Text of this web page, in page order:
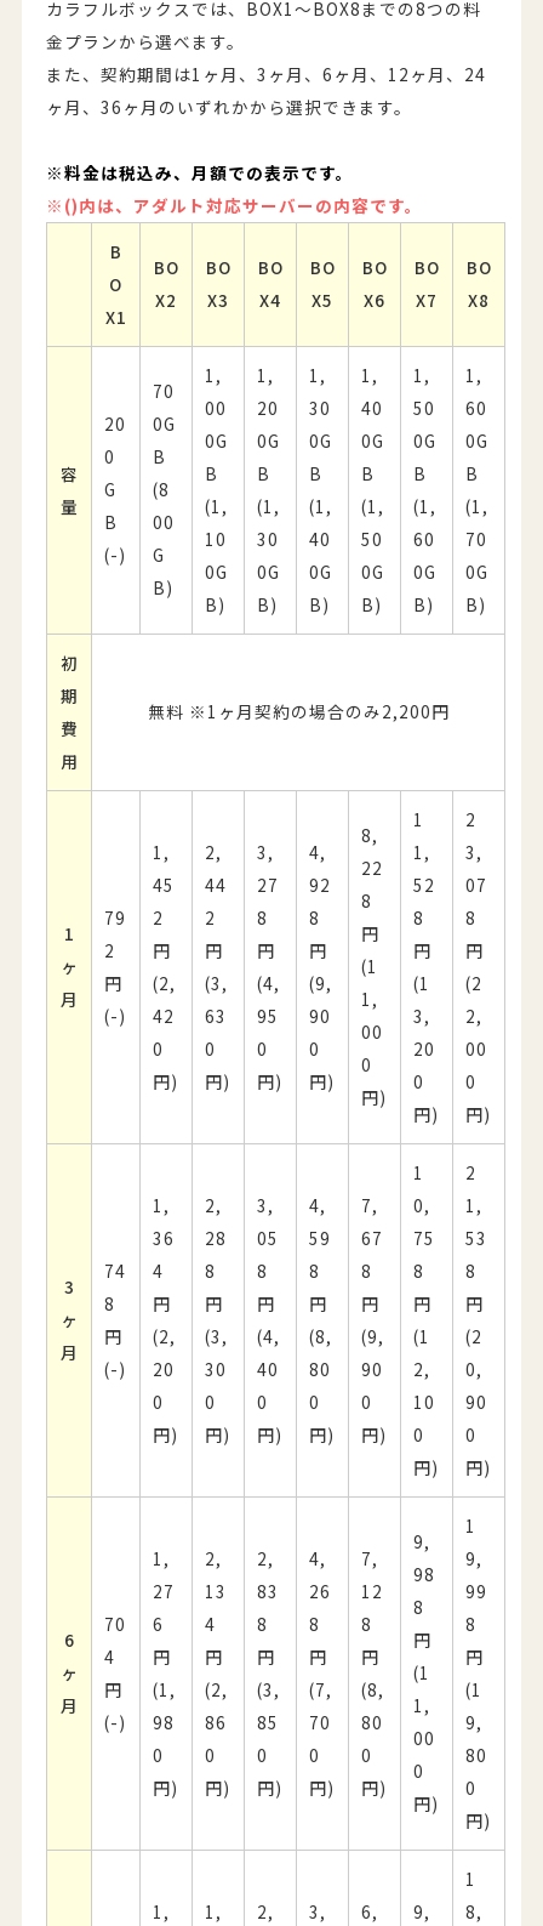
カラフルボックスでは、BOX1～BOX8までの8つの料
金プランから選べます。
また、契約期間は1ヶ月、3ヶ月、6ヶ月、12ヶ月、24
ヶ月、36ヶ月のいずれかから選択できます。
※料金は税込み、月額での表示です。
※()内は、アダルト対応サーバーの内容です。
B
O
X1
BO
X2
BO
X3
BO
X4
BO
X5
BO
X6
BO
X7
BO
X8
容
量
20
0
G
B
(-)
70
0G
B
(8
00
G
B)
1,
00
0G
B
(1,
10
0G
B)
1,
20
0G
B
(1,
30
0G
B)
1,
30
0G
B
(1,
40
0G
B)
1,
40
0G
B
(1,
50
0G
B)
1,
50
0G
B
(1,
60
0G
B)
1,
60
0G
B
(1,
70
0G
B)
初
期
費
用
無料 ※1ヶ月契約の場合のみ2,200円
1
ヶ
月
79
2
円
(-)
1,
45
2
円
(2,
42
0
円)
2,
44
2
円
(3,
63
0
円)
3,
27
8
円
(4,
95
0
円)
4,
92
8
円
(9,
90
0
円)
8,
22
8
円
(1
1,
00
0
円)
1
1,
52
8
円
(1
3,
20
0
円)
2
3,
07
8
円
(2
2,
00
0
円)
3
ヶ
月
74
8
円
(-)
1,
36
4
円
(2,
20
0
円)
2,
28
8
円
(3,
30
0
円)
3,
05
8
円
(4,
40
0
円)
4,
59
8
円
(8,
80
0
円)
7,
67
8
円
(9,
90
0
円)
1
0,
75
8
円
(1
2,
10
0
円)
2
1,
53
8
円
(2
0,
90
0
円)
6
ヶ
月
70
4
円
(-)
1,
27
6
円
(1,
98
0
円)
2,
13
4
円
(2,
86
0
円)
2,
83
8
円
(3,
85
0
円)
4,
26
8
円
(7,
70
0
円)
7,
12
8
円
(8,
80
0
円)
9,
98
8
円
(1
1,
00
0
円)
1
9,
99
8
円
(1
9,
80
0
円)
1,
1,
2,
3,
6,
9,
1
8,